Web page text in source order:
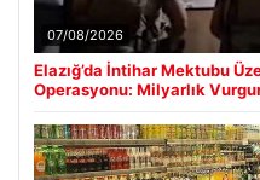
07/08/2026
Elazığ’da İntihar Mektubu
Operasyonu: Milyarlık